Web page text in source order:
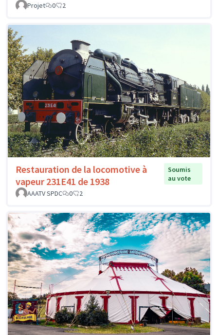
Projet
0 2
Restauration de la locomotive à
vapeur 231E41 de 1938
Soumis
au vote
AAATV SPDC
0 2